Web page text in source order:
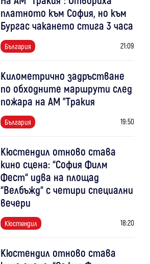
платното към София, но към
Бургас чакането стига 3 часа
България 21:09
Километрично задръстване
по обходните маршрути след
пожара на АМ "Тракия
България 19:50
Кюстендил отново става
кино сцена: “София Филм
Фест“ идва на площад
“Велбъжд“ с четири специални
вечери
Кюстендил 18:20
Кюстендил отново става